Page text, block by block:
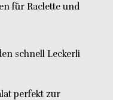
für Raclette und
schnell Leckerli
perfekt zur